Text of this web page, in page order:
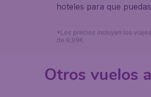
hoteles para que
*Los precios incluyen los
de 9,99€.
Otros vuelos